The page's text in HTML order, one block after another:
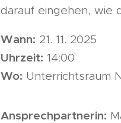
darauf eingehen, wie
Wann: 21. 11. 2025
Uhrzeit: 14:00
Wo: Unterrichtsraum
Ansprechpartnerin: